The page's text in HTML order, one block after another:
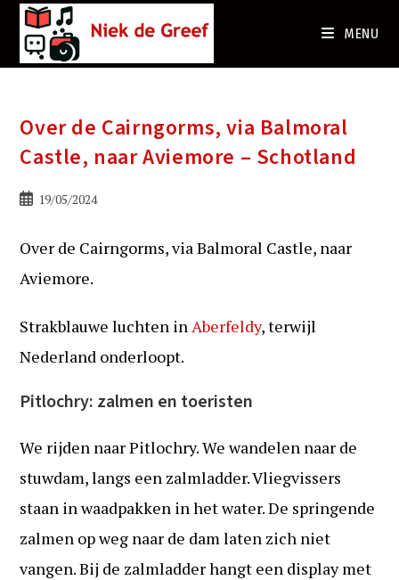
MENU
Over de Cairngorms, via Balmoral
Castle, naar Aviemore – Schotland
Bericht19/05/2024
Over de Cairngorms, via Balmoral Castle, naar
Aviemore.
Strakblauwe luchten inAberfeldy, terwijl
Nederland onderloopt.
Pitlochry: zalmen en toeristen
We rijden naar Pitlochry. We wandelen naar de
stuwdam, langs een zalmladder. Vliegvissers
staan in waadpakken in het water. De springende
zalmen op weg naar de dam laten zich niet
vangen. Bij de zalmladder hangt een display met